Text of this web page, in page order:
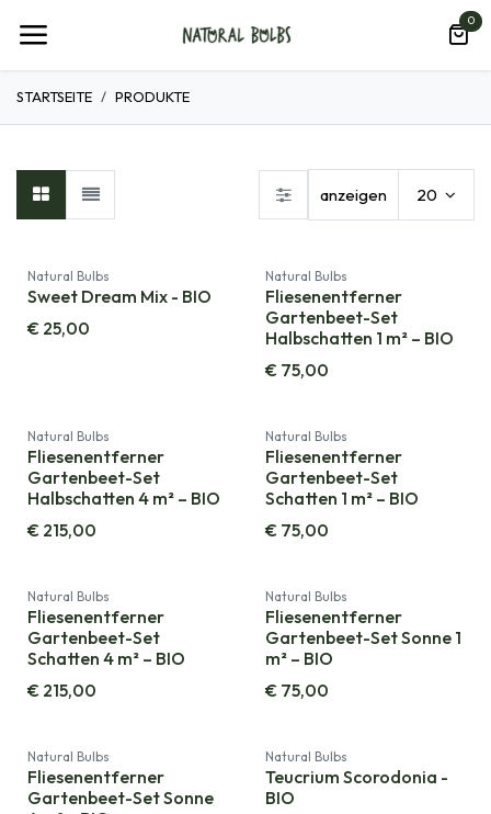
0
STARTSEITE PRODUKTE
anzeigen 20
Natural Bulbs
Sweet Dream Mix - BIO
€ 25,00
Natural Bulbs
Fliesenentferner
Gartenbeet-Set
Halbschatten 1 m² – BIO
€ 75,00
Natural Bulbs
Fliesenentferner
Gartenbeet-Set
Halbschatten 4 m² – BIO
€ 215,00
Natural Bulbs
Fliesenentferner
Gartenbeet-Set
Schatten 1 m² – BIO
€ 75,00
Natural Bulbs
Fliesenentferner
Gartenbeet-Set
Schatten 4 m² – BIO
€ 215,00
Natural Bulbs
Fliesenentferner
Gartenbeet-Set Sonne 1
m² – BIO
€ 75,00
Natural Bulbs
Fliesenentferner
Gartenbeet-Set Sonne
Natural Bulbs
Teucrium Scorodonia -
BIO